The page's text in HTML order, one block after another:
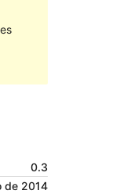
0.3
de 2014